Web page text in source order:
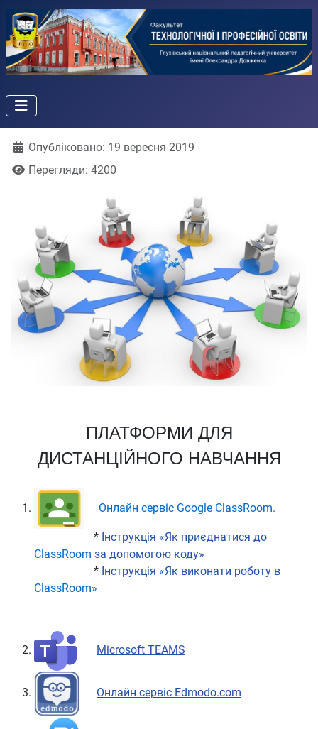
ДеталіОпубліковано: 19 вересня 2019
Перегляди: 4200
ПЛАТФОРМИ ДЛЯ
ДИСТАНЦІЙНОГО НАВЧАННЯ
Онлайн сервіс Google ClassRoom.
* Інструкція «Як приєднатися до
ClassRoom за допомогою коду»
* Інструкція «Як виконати роботу в
ClassRoom»
Microsoft TEAMS
Онлайн сервіс Edmodo.com